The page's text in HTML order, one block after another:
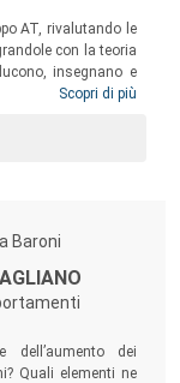
AT, rivalutando le
con la teoria
insegnano e
transazionale e per
spunti
e al loro
Scopri di più
Baroni
dell’aumento dei
Quali elementi ne